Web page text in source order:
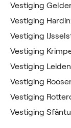
Vestiging
Vestiging
Vestiging
Vestiging
Vestiging Leiden
Vestiging
Vestiging
Vestiging